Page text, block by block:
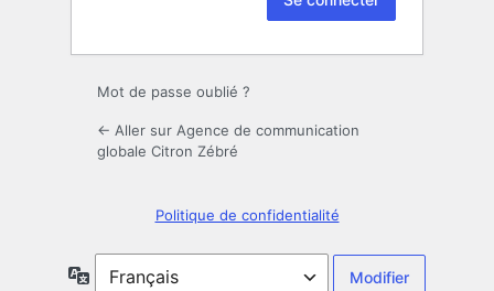
Mot de passe oublié ?
← Aller sur Agence de communication
globale Citron Zébré
Politique de confidentialité
Langue